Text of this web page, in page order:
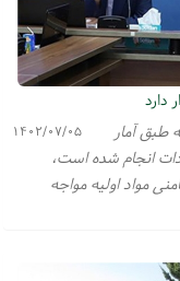
دارد
۱۴۰۲/۰۷/۰۵
طبق آمار
میلیارد دلار واردات انجام شده است،
مواد اولیه مواجه